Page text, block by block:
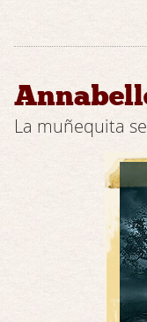
La muñequita